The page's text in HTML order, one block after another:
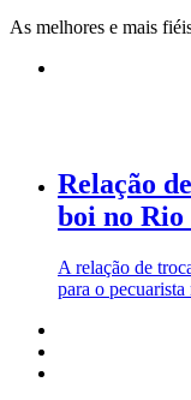
As melhores e mais
Relação
boi no Rio
A relação de
para o